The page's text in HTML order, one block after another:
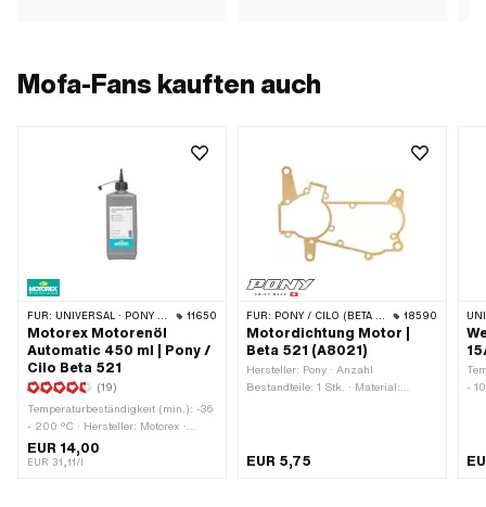
Mofa-Fans kauften auch
FÜR: UNIVERSAL · PONY / CILO (BETA 521 & 512) 11650
Motorex Motorenöl
Automatic 450 ml | Pony /
Cilo Beta 521
(19)
Temperaturbeständigkeit (min.): -36
- 200 °C · Hersteller: Motorex ·
Öltyp: ATF Dexron 3 (DEXIII) ·
Inhalt: 450 ml · Getriebeart: Automat
EUR 14,00
EUR 31,11/l
FÜR: PONY / CILO (BETA 521 & 512) 18590
Motordichtung Motor |
Beta 521 (A8021)
Hersteller: Pony · Anzahl
Bestandteile: 1 Stk. · Material:
EUR 5,75
-